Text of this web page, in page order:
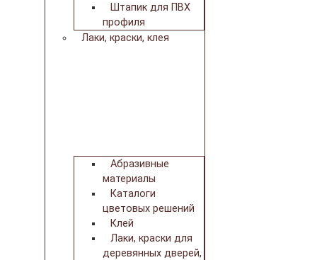
Штапик для ПВХ
профиля
Лаки, краски, клея
Абразивные
материалы
Каталоги
цветовых решений
Клей
Лаки, краски для
деревянных дверей,